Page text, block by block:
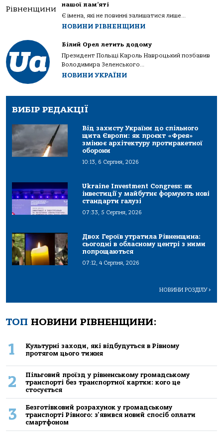
нашої пам’яті
Є імена, які не повинні залишатися лише...
НОВИНИ РІВНЕНЩИНИ
Білий Орел летить додому
Президент Польщі Кароль Навроцький позбавив
Володимира Зеленського...
НОВИНИ УКРАЇНИ
ВИБІР РЕДАКЦІЇ
Від захисту України до спільного
щита Європи: як проєкт «Фрея»
змінює архітектуру протиракетної
оборони
10:13, 6 Серпня, 2026
Ukraine Investment Congress: як
інвестиції у майбутнє формують нові
стандарти галузі
07:33, 5 Серпня, 2026
Двох Героїв утратила Рівненщина:
сьогодні в обласному центрі з ними
попрощаються
07:12, 4 Серпня, 2026
НОВИНИ РОЗДІЛУ>
ТОП НОВИНИ РІВНЕНЩИНИ:
1
Культурні заходи, які відбудуться в Рівному
протягом цього тижня
2
Пільговий проїзд у рівненському громадському
транспорті без транспортної картки: кого це
стосується
3
Безготівковий розрахунок у громадському
транспорті Рівного: з'явився новий спосіб оплати
смартфоном